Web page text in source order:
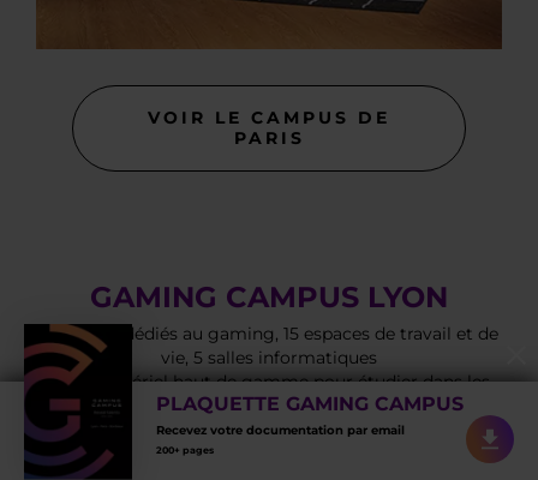
VOIR LE CAMPUS DE
PARIS
GAMING CAMPUS LYON
3 000 m2 dédiés au gaming, 15 espaces de travail et de
vie, 5 salles informatiques
et du matériel haut de gamme pour étudier dans les
meilleures conditions.
PLAQUETTE GAMING CAMPUS
Recevez votre documentation par email
200+ pages